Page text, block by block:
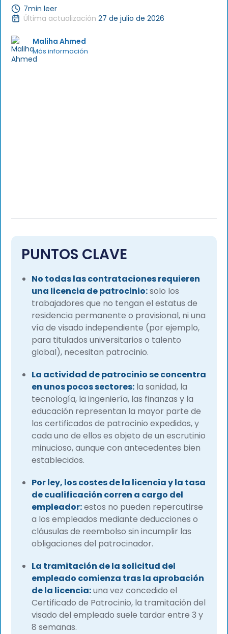
7min leer
Última actualización 27 de julio de 2026
Maliha Ahmed
Más información
PUNTOS CLAVE
No todas las contrataciones requieren
una licencia de patrocinio:solo los
trabajadores que no tengan el estatus de
residencia permanente o provisional, ni una
vía de visado independiente (por ejemplo,
para titulados universitarios o talento
global), necesitan patrocinio.
La actividad de patrocinio se concentra
en unos pocos sectores: la sanidad, la
tecnología, la ingeniería, las finanzas y la
educación representan la mayor parte de
los certificados de patrocinio expedidos, y
cada uno de ellos es objeto de un escrutinio
minucioso, aunque con antecedentes bien
establecidos.
Por ley, los costes de la licencia y la tasa
de cualificación corren a cargo del
empleador:estos no pueden repercutirse
a los empleados mediante deducciones o
cláusulas de reembolso sin incumplir las
obligaciones del patrocinador.
La tramitación de la solicitud del
empleado comienza tras la aprobación
de la licencia:una vez concedido el
Certificado de Patrocinio, la tramitación del
visado del empleado suele tardar entre 3 y
8 semanas.